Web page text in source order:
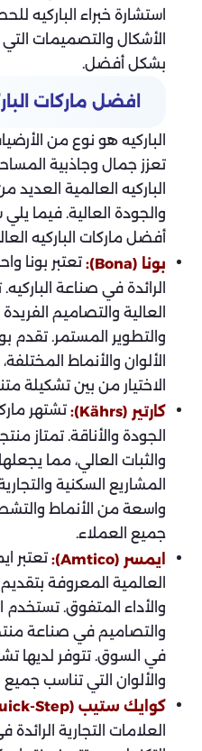
استشارة خبراء الباركيه
الأشكال والتصميمات
بشكل أفضل.
افضل ماركات
الباركيه هو نوع من
تعزز جمال وجاذبية
الباركيه العالمية العديد
والجودة العالية. فيما
أفضل ماركات الباركيه
بونا (Bona):
تعتبر بونا
الرائدة في صناعة
العالية والتصاميم
والتطوير المستمر.
الألوان والأنماط
الاختيار من بين تشكيلة
كارتير (Kährs):
تشتهر
الجودة والأناقة. تمتاز
والثبات العالي، مما
المشاريع السكنية
واسعة من الأنماط
جميع العملاء.
ايمسر (Amtico):
تعتبر
العالمية المعروفة بتقديم
والأداء المتفوق. تستخدم
والتصاميم في صناعة
في السوق. تتوفر لديها
والألوان التي تناسب جميع
كوايك ستيب (Quick-Step):
العلامات التجارية